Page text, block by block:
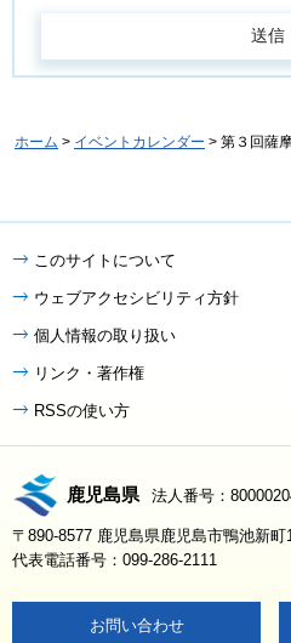
ホーム > イベントカレンダー > 第３回薩
このサイトについて
ウェブアクセシビリティ方針
個人情報の取り扱い
リンク・著作権
RSSの使い方
鹿児島県 法人番号：
〒890-8577 鹿児島県鹿児島市鴨池新町
代表電話番号：099-286-2111
お問い合わせ